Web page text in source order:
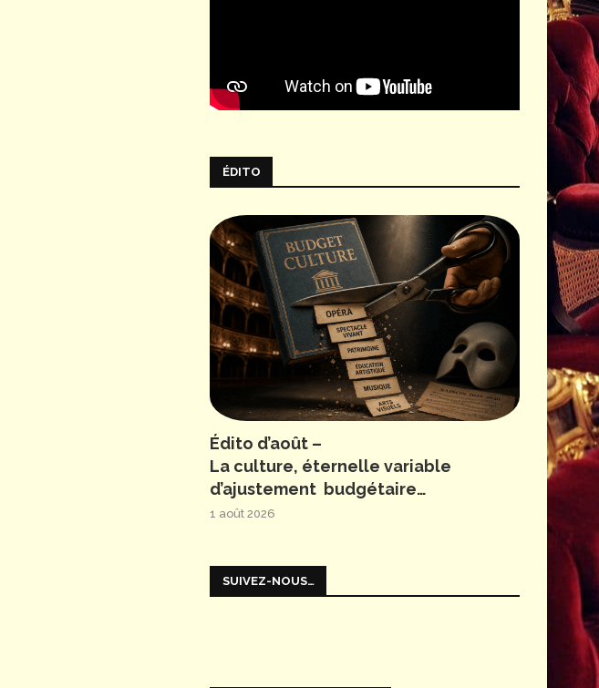
ÉDITO
Édito d’août –
La culture, éternelle variable
d’ajustement budgétaire…
1 août 2026
SUIVEZ-NOUS…